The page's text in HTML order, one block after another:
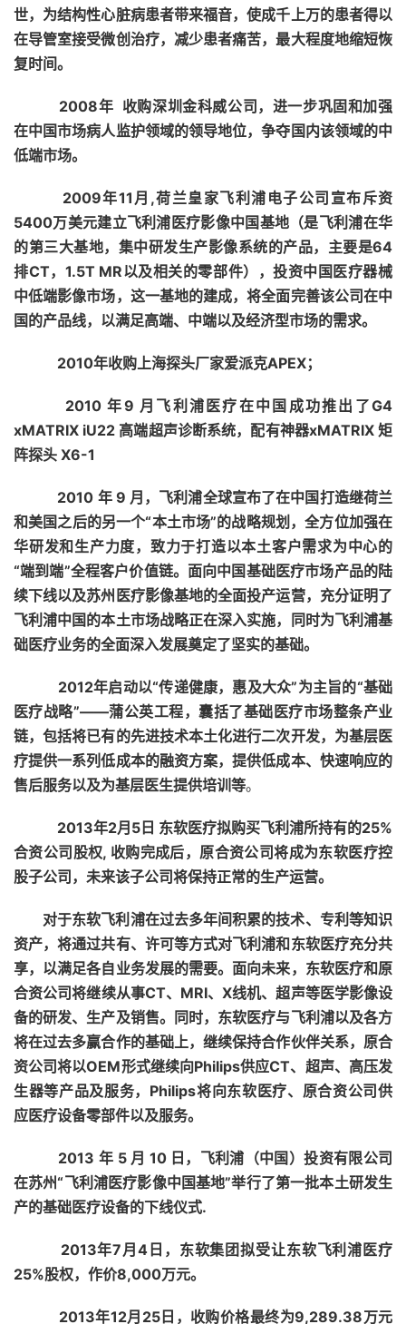
世，为结构性心脏病患者带来福音，使成千上万的患者得以
在导管室接受微创治疗，减少患者痛苦，最大程度地缩短恢
复时间。
2008年 收购深圳金科威公司，进一步巩固和加强
在中国市场病人监护领域的领导地位，争夺国内该领域的中
低端市场。
2009年11月,荷兰皇家飞利浦电子公司宣布斥资
5400万美元建立飞利浦医疗影像中国基地（是飞利浦在华
的第三大基地，集中研发生产影像系统的产品，主要是64
排CT，1.5T MR以及相关的零部件），投资中国医疗器械
中低端影像市场，这一基地的建成，将全面完善该公司在中
国的产品线，以满足高端、中端以及经济型市场的需求。
2010年收购上海探头厂家爱派克APEX；
2010 年9 月飞利浦医疗在中国成功推出了G4
xMATRIX iU22 高端超声诊断系统，配有神器xMATRIX 矩
阵探头 X6-1
2010 年 9 月，飞利浦全球宣布了在中国打造继荷兰
和美国之后的另一个“本土市场”的战略规划，全方位加强在
华研发和生产力度，致力于打造以本土客户需求为中心的
“端到端”全程客户价值链。面向中国基础医疗市场产品的陆
续下线以及苏州医疗影像基地的全面投产运营，充分证明了
飞利浦中国的本土市场战略正在深入实施，同时为飞利浦基
础医疗业务的全面深入发展奠定了坚实的基础。
2012年启动以“传递健康，惠及大众”为主旨的“基础
医疗战略”——蒲公英工程，囊括了基础医疗市场整条产业
链，包括将已有的先进技术本土化进行二次开发，为基层医
疗提供一系列低成本的融资方案，提供低成本、快速响应的
售后服务以及为基层医生提供培训等。
2013年2月5日 东软医疗拟购买飞利浦所持有的25%
合资公司股权, 收购完成后，原合资公司将成为东软医疗控
股子公司，未来该子公司将保持正常的生产运营。
对于东软飞利浦在过去多年间积累的技术、专利等知识
资产，将通过共有、许可等方式对飞利浦和东软医疗充分共
享，以满足各自业务发展的需要。面向未来，东软医疗和原
合资公司将继续从事CT、MRI、X线机、超声等医学影像设
备的研发、生产及销售。同时，东软医疗与飞利浦以及各方
将在过去多赢合作的基础上，继续保持合作伙伴关系， 原合
资公司将以OEM形式继续向Philips供应CT、超声、高压发
生器等产品及服务，Philips将向东软医疗、原合资公司供
应医疗设备零部件以及服务。
2013 年 5 月 10 日，飞利浦（中国）投资有限公司
在苏州“飞利浦医疗影像中国基地”举行了第一批本土研发生
产的基础医疗设备的下线仪式.
2013年7月4日，东软集团拟受让东软飞利浦医疗
25%股权，作价8,000万元。
2013年12月25日，收购价格最终为9,289.38万元